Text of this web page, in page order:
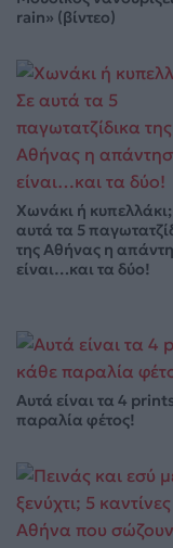
rain» (βίντεο)
Χωνάκι ή κυπελλάκι;
αυτά τα 5
της Αθήνας η
είναι…και τα δύο!
Αυτά είναι τα 4
παραλία φέτος!